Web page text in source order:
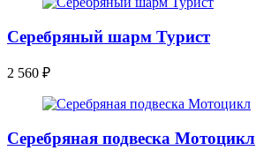
Серебряный шарм Турист
2 560 ₽
Серебряная подвеска Мотоцикл